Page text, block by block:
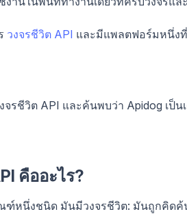
วงจรชีวิต API และมีแพลตฟอร์มหนึ่ง
รชีวิต API และค้นพบว่า Apidog เป็
คืออะไร?
หนึ่งชนิด มันมีวงจรชีวิต: มันถูกคิดค้